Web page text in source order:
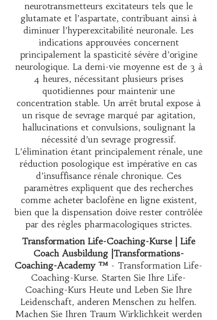
neurotransmetteurs excitateurs tels que le
glutamate et l’aspartate, contribuant ainsi à
diminuer l’hyperexcitabilité neuronale. Les
indications approuvées concernent
principalement la spasticité sévère d’origine
neurologique. La demi-vie moyenne est de 3 à
4 heures, nécessitant plusieurs prises
quotidiennes pour maintenir une
concentration stable. Un arrêt brutal expose à
un risque de sevrage marqué par agitation,
hallucinations et convulsions, soulignant la
nécessité d’un sevrage progressif.
L’élimination étant principalement rénale, une
réduction posologique est impérative en cas
d’insuffisance rénale chronique. Ces
paramètres expliquent que des recherches
comme acheter baclofène en ligneexistent,
bien que la dispensation doive rester contrôlée
par des règles pharmacologiques strictes.
Transformation Life-Coaching-Kurse | Life
Coach Ausbildung |Transformations-
Coaching-Academy ™ - Transformation Life-
Coaching-Kurse. Starten Sie Ihre Life-
Coaching-Kurs Heute und Leben Sie Ihre
Leidenschaft, anderen Menschen zu helfen.
Machen Sie Ihren Traum Wirklichkeit werden